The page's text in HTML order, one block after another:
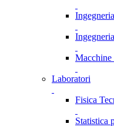
Macchine
Laboratori
Fisica
Statistica